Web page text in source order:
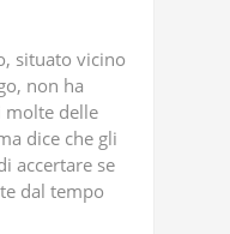
situato vicino
non ha
molte delle
dice che gli
accertare se
dal tempo